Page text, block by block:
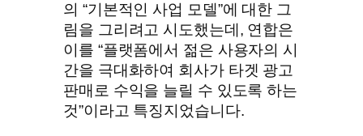
의 “기본적인 사업 모델”에 대한 그
림을 그리려고 시도했는데, 연합은
이를 “플랫폼에서 젊은 사용자의 시
간을 극대화하여 회사가 타겟 광고
판매로 수익을 늘릴 수 있도록 하는
것”이라고 특징지었습니다.